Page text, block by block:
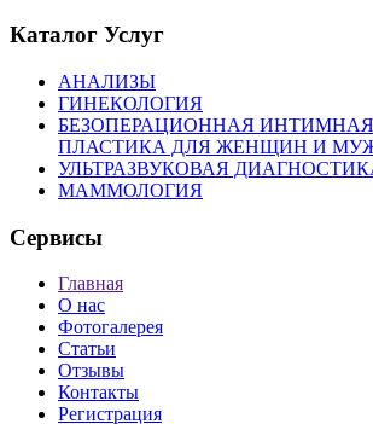
Каталог Услуг
АНАЛИЗЫ
ГИНЕКОЛОГИЯ
БЕЗОПЕРАЦИОННАЯ
ПЛАСТИКА ДЛЯ ЖЕНЩИН И
УЛЬТРАЗВУКОВАЯ
МАММОЛОГИЯ
Сервисы
Главная
О нас
Фотогалерея
Статьи
Отзывы
Контакты
Регистрация